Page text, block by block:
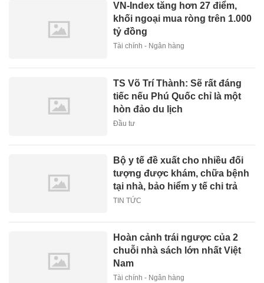
VN-Index tăng hơn 27 điểm,
khối ngoại mua ròng trên 1.000
tỷ đồng
Tài chính - Ngân hàng
TS Võ Trí Thành: Sẽ rất đáng
tiếc nếu Phú Quốc chỉ là một
hòn đảo du lịch
Đầu tư
Bộ y tế đề xuất cho nhiều đối
tượng được khám, chữa bệnh
tại nhà, bảo hiểm y tế chi trả
TIN TỨC
Hoàn cảnh trái ngược của 2
chuỗi nhà sách lớn nhất Việt
Nam
Tài chính - Ngân hàng